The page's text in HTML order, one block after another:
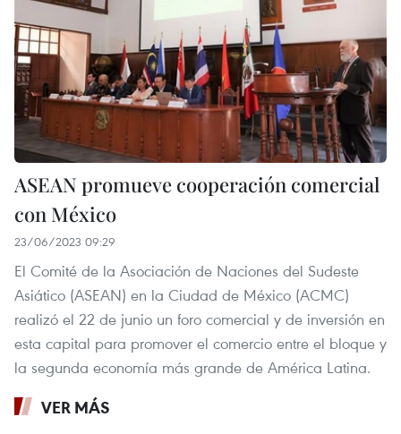
ASEAN promueve cooperación comercial
con México
23/06/2023 09:29
El Comité de la Asociación de Naciones del Sudeste
Asiático (ASEAN) en la Ciudad de México (ACMC)
realizó el 22 de junio un foro comercial y de inversión en
esta capital para promover el comercio entre el bloque y
la segunda economía más grande de América Latina.
VER MÁS